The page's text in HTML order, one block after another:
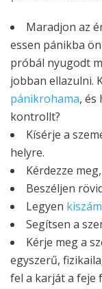
Maradjon az
essen pánikba
próbál nyugodt
jobban ellazulni.
pánikrohama, és
kontrollt?
Kísérje a
helyre.
Kérdezze
Beszéljen
Legyen
Segítsen a
Kérje meg a
egyszerű,
fel a karját a feje